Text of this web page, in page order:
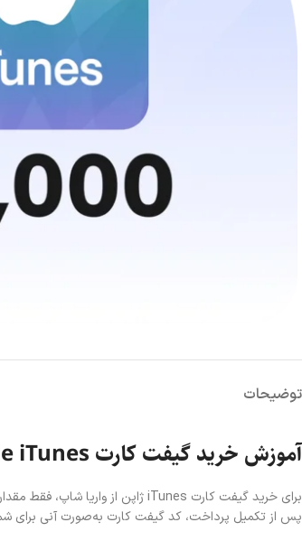
پابجی موبایل
کینگ‌شات
موبایل لجندز
توضیحات
آموزش خرید گیفت کارت Apple iTunes ژاپن از واریا شاپ
برای خرید گیفت کارت iTunes ژاپن از واریا شاپ، فقط مقدار و مبلغ گیفت کارت موردنظر خود را انتخاب کرده و پرداخت را انجام دهید.
پس از تکمیل پرداخت، کد گیفت کارت به‌صورت آنی برای